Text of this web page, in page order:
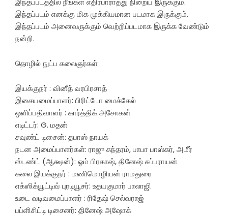
இந்தப்படம் எனக்கு மிக முக்கியமான படமாக இருக்கும்.
இந்தப்படம் அனைவருக்கும் வெற்றிப்படமாக இருக்க வேண்டும்
நன்றி.
தொழில் நுட்ப கலைஞர்கள்
இயக்குநர் : வினீத் வரபிரசாத்
இசையமைப்பாளர்: பிரிட்டோ மைக்கேல்
ஒளிப்பதிவாளர் : கார்த்திக் அசோகன்
எடிட்டர்: G. மதன்
சவுண்ட் டிசைன்: தபாஸ் நாயக்
நடன அமைப்பாளர்கள்: ராஜு சுந்தரம், பாபா பாஸ்கர், அமீர்
ஸ்டண்ட் (ஆக்ஷன்): ஓம் பிரகாஷ், தினேஷ் சுப்பராயன்
கலை இயக்குநர் : மணிமொழியன் ராமதுரை
எக்ஸிக்யூட்டிவ் புரடியூசர்: உதயகுமார் பாலாஜி
உடை வடிவமைப்பாளர் : ரிதேஷ் செல்வராஜ்
பப்ளிசிட்டி டிசைனர்: தினேஷ் அஷோக்